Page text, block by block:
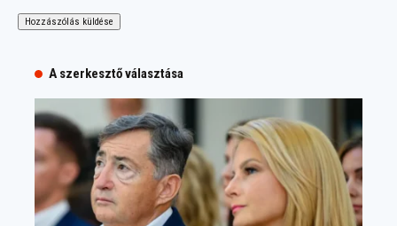
A szerkesztő választása